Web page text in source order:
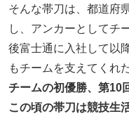
そんな帯刀は、都道府
し、アンカーとしてチ
後富士通に入社して以
もチームを支えてくれ
チームの初優勝、第10
この頃の帯刀は競技生